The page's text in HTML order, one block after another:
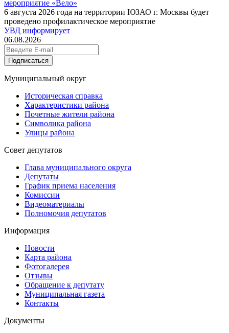
мероприятие «Вело»
6 августа 2026 года на территории ЮЗАО г. Москвы будет
проведено профилактическое мероприятие
УВД информирует
06.08.2026
Подписаться
Муниципальный округ
Историческая справка
Характеристики района
Почетные жители района
Символика района
Улицы района
Совет депутатов
Глава муниципального округа
Депутаты
График приема населения
Комиссии
Видеоматериалы
Полномочия депутатов
Информация
Новости
Карта района
Фотогалерея
Отзывы
Обращение к депутату
Муниципальная газета
Контакты
Документы